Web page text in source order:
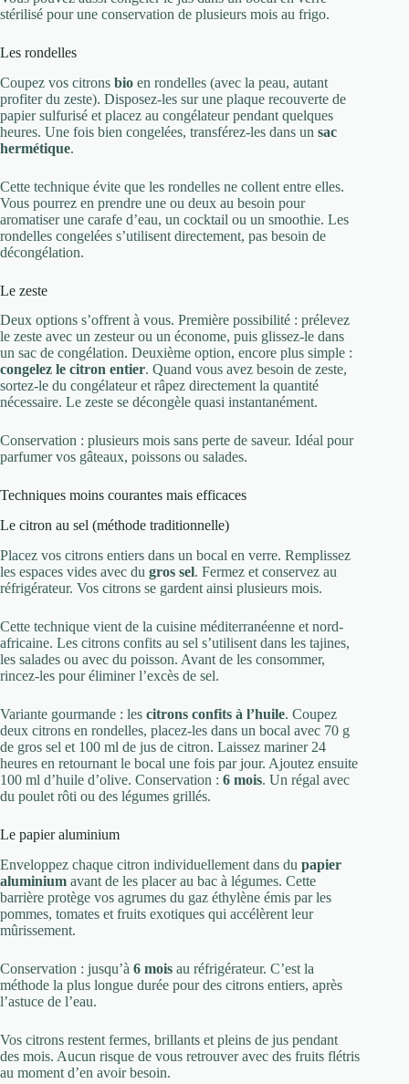
stérilisé pour une conservation de plusieurs mois au frigo.
Les rondelles
Coupez vos citrons bio en rondelles (avec la peau, autant
profiter du zeste). Disposez-les sur une plaque recouverte de
papier sulfurisé et placez au congélateur pendant quelques
heures. Une fois bien congelées, transférez-les dans un sac
hermétique.
Cette technique évite que les rondelles ne collent entre elles.
Vous pourrez en prendre une ou deux au besoin pour
aromatiser une carafe d’eau, un cocktail ou un smoothie. Les
rondelles congelées s’utilisent directement, pas besoin de
décongélation.
Le zeste
Deux options s’offrent à vous. Première possibilité : prélevez
le zeste avec un zesteur ou un économe, puis glissez-le dans
un sac de congélation. Deuxième option, encore plus simple :
congelez le citron entier. Quand vous avez besoin de zeste,
sortez-le du congélateur et râpez directement la quantité
nécessaire. Le zeste se décongèle quasi instantanément.
Conservation : plusieurs mois sans perte de saveur. Idéal pour
parfumer vos gâteaux, poissons ou salades.
Techniques moins courantes mais efficaces
Le citron au sel (méthode traditionnelle)
Placez vos citrons entiers dans un bocal en verre. Remplissez
les espaces vides avec du gros sel. Fermez et conservez au
réfrigérateur. Vos citrons se gardent ainsi plusieurs mois.
Cette technique vient de la cuisine méditerranéenne et nord-
africaine. Les citrons confits au sel s’utilisent dans les tajines,
les salades ou avec du poisson. Avant de les consommer,
rincez-les pour éliminer l’excès de sel.
Variante gourmande : les citrons confits à l’huile. Coupez
deux citrons en rondelles, placez-les dans un bocal avec 70 g
de gros sel et 100 ml de jus de citron. Laissez mariner 24
heures en retournant le bocal une fois par jour. Ajoutez ensuite
100 ml d’huile d’olive. Conservation : 6 mois. Un régal avec
du poulet rôti ou des légumes grillés.
Le papier aluminium
Enveloppez chaque citron individuellement dans du papier
aluminium avant de les placer au bac à légumes. Cette
barrière protège vos agrumes du gaz éthylène émis par les
pommes, tomates et fruits exotiques qui accélèrent leur
mûrissement.
Conservation : jusqu’à 6 mois au réfrigérateur. C’est la
méthode la plus longue durée pour des citrons entiers, après
l’astuce de l’eau.
Vos citrons restent fermes, brillants et pleins de jus pendant
des mois. Aucun risque de vous retrouver avec des fruits flétris
au moment d’en avoir besoin.